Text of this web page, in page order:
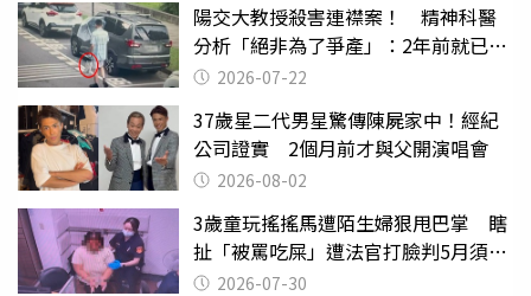
陽交大教授殺害連襟案！ 精神科醫
分析「絕非為了爭產」：2年前就已言
行詭異
2026-07-22
37歲星二代男星驚傳陳屍家中！經紀
公司證實 2個月前才與父開演唱會
2026-08-02
3歲童玩搖搖馬遭陌生婦狠甩巴掌 瞎
扯「被罵吃屎」遭法官打臉判5月須入
監 2026-07-30